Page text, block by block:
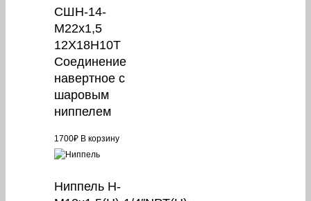
СШН-14-
М22х1,5
12Х18Н10Т
Соединение
навертное с
шаровым
ниппелем
1700₽ В корзину
Ниппель Н-